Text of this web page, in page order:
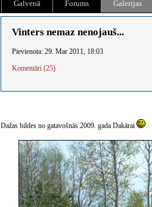
Galvenā Forums Galerijas
Vinters nemaz nenojauš...
Pievienota: 29. Mar 2011, 18:03
Komentāri (25)
Dažas bildes no gatavošnās 2009. gada Dakārai